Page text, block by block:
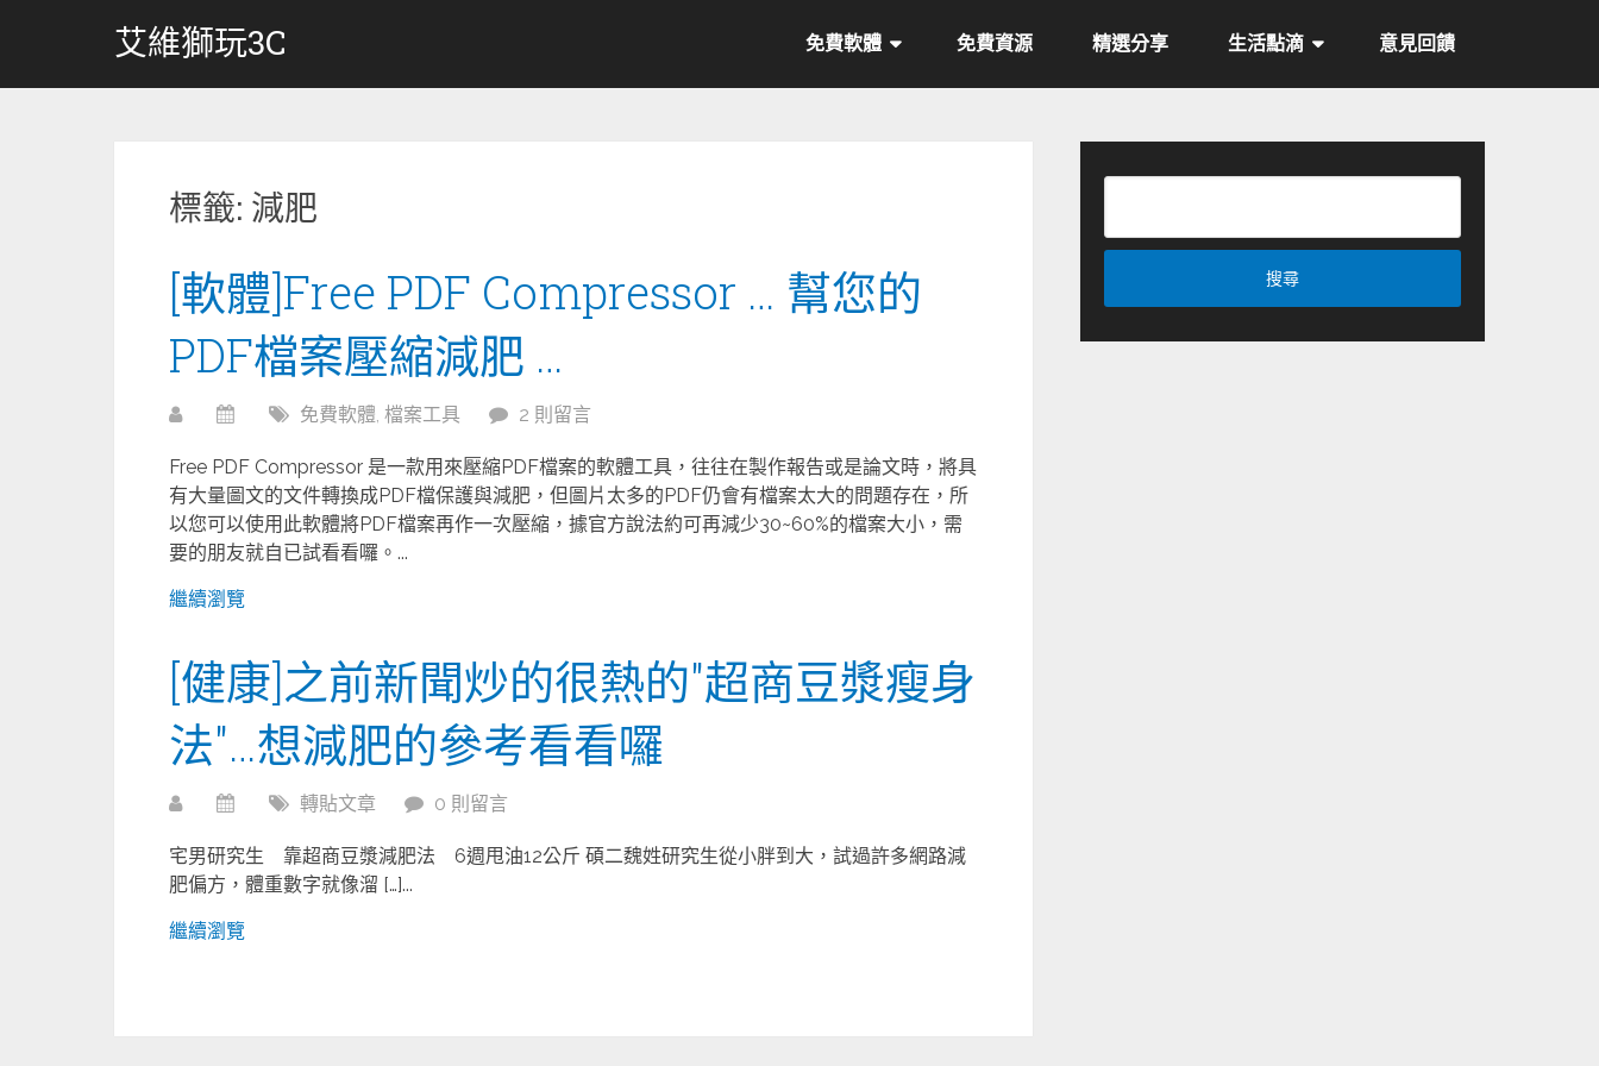
艾維獅玩3C 免費軟體 免費資源 精選分享 生活點滴 意見回饋
標籤: 減肥
[軟體]Free PDF Compressor … 幫您的
PDF檔案壓縮減肥 …
免費軟體, 檔案工具 2 則留言
Free PDF Compressor 是一款用來壓縮PDF檔案的軟體工具，往往在製作報告或是論文時，將具
有大量圖文的文件轉換成PDF檔保護與減肥，但圖片太多的PDF仍會有檔案太大的問題存在，所
以您可以使用此軟體將PDF檔案再作一次壓縮，據官方說法約可再減少30~60%的檔案大小，需
要的朋友就自已試看看囉。...
繼續瀏覽
[健康]之前新聞炒的很熱的"超商豆漿瘦身
法"…想減肥的參考看看囉
轉貼文章 0 則留言
宅男研究生 靠超商豆漿減肥法 6週甩油12公斤 碩二魏姓研究生從小胖到大，試過許多網路減
肥偏方，體重數字就像溜 […]...
繼續瀏覽